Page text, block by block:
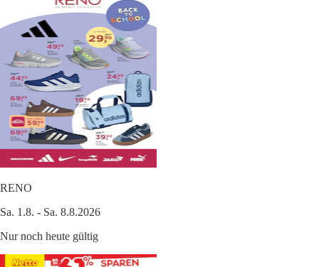
RENO
Sa. 1.8. - Sa. 8.8.2026
Nur noch heute gültig